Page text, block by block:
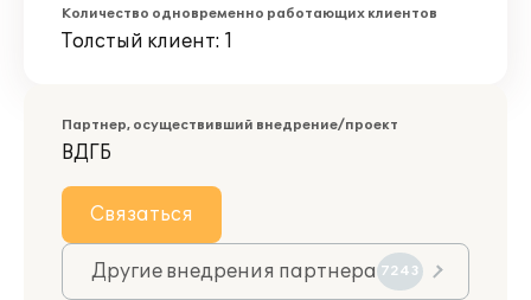
Количество одновременно работающих клиентов
Толстый клиент: 1
Партнер, осуществивший внедрение/проект
ВДГБ
Связаться
Другие внедрения партнера 7243